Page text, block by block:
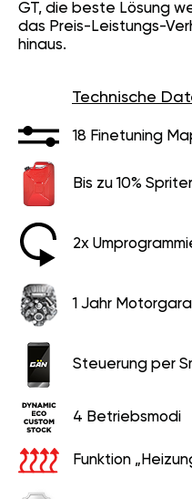
GT, die beste Lösung
das Preis-Leistungs-
hinaus.
Technische
18 Finetuning
Bis zu 10%
2x
1 Jahr
Steuerung per
4 Betriebsmodi
Funktion